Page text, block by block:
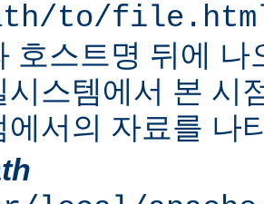
to/
호스트명 뒤에
시스템에서 본 시
에서의 자료를 나